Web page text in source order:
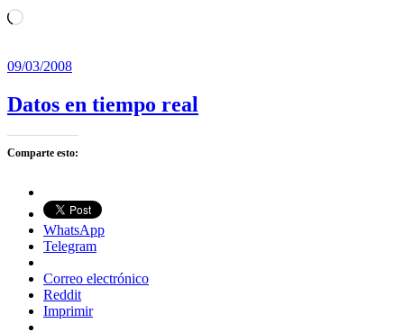
Cargando...
09/03/2008
Datos en tiempo real
Comparte esto:
WhatsApp
Telegram
Correo electrónico
Reddit
Imprimir